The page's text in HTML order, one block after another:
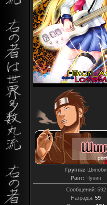
Группа: Шиноби
Ранг: Чунин
Сообщений: 592
Награды: 59